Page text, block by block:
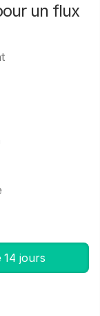
un flux
14 jours